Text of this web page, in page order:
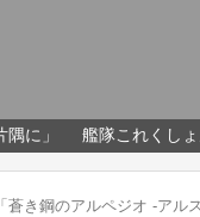
に」 艦隊これくし
「蒼き鋼のアルペジオ -アル